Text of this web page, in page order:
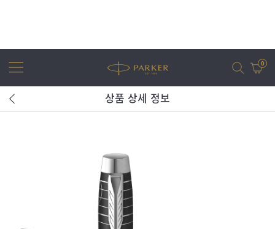
0
상품 상세 정보